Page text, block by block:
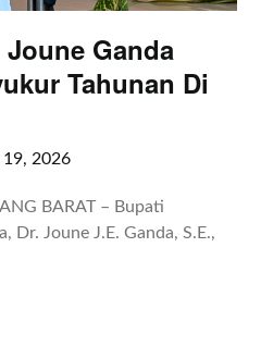
Ganda
Tahunan Di
19, 2026
BARAT – Bupati
Dr. Joune J.E. Ganda, S.E.,